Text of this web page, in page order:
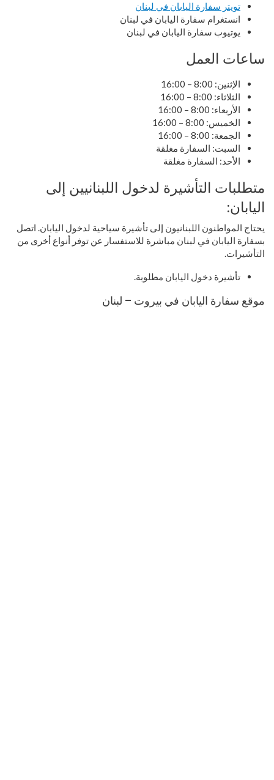
تويتر سفارة اليابان في لبنان
انستغرام سفارة اليابان في لبنان
يوتيوب سفارة اليابان في لبنان
ساعات العمل
الإثنين: 8:00 – 16:00
الثلاثاء: 8:00 – 16:00
الأربعاء: 8:00 – 16:00
الخميس: 8:00 – 16:00
الجمعة: 8:00 – 16:00
السبت: السفارة مغلقة
الأحد: السفارة مغلقة
متطلبات التأشيرة لدخول اللبنانيين إلى
اليابان:
يحتاج المواطنون اللبنانيون إلى تأشيرة سياحية لدخول اليابان. اتصل
بسفارة اليابان في لبنان مباشرة للاستفسار عن توفر أنواع أخرى من
التأشيرات.
تأشيرة دخول اليابان مطلوبة.
موقع سفارة اليابان في بيروت – لبنان